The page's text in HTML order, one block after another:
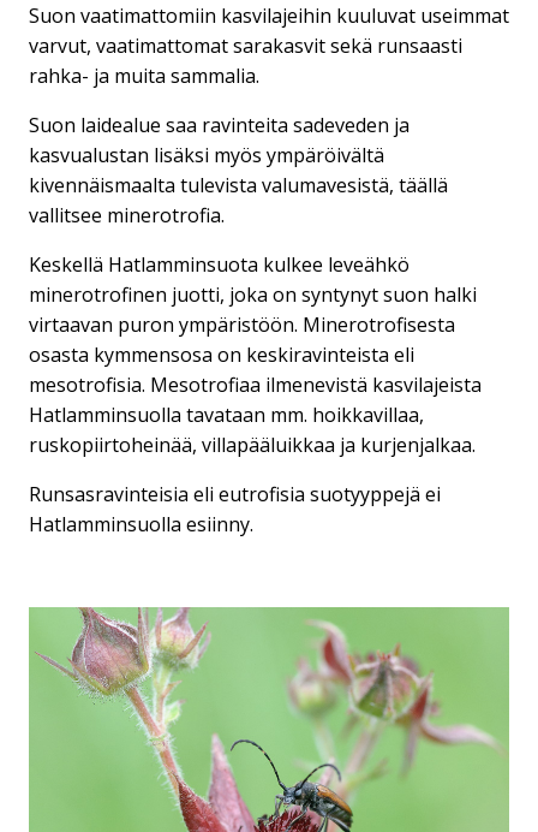
Suon vaatimattomiin kasvilajeihin kuuluvat useimmat
varvut, vaatimattomat sarakasvit sekä runsaasti
rahka- ja muita sammalia.
Suon laidealue saa ravinteita sadeveden ja
kasvualustan lisäksi myös ympäröivältä
kivennäismaalta tulevista valumavesistä, täällä
vallitsee minerotrofia.
Keskellä Hatlamminsuota kulkee leveähkö
minerotrofinen juotti, joka on syntynyt suon halki
virtaavan puron ympäristöön. Minerotrofisesta
osasta kymmensosa on keskiravinteista eli
mesotrofisia. Mesotrofiaa ilmenevistä kasvilajeista
Hatlamminsuolla tavataan mm. hoikkavillaa,
ruskopiirtoheinää, villapääluikkaa ja kurjenjalkaa.
Runsasravinteisia eli eutrofisia suotyyppejä ei
Hatlamminsuolla esiinny.